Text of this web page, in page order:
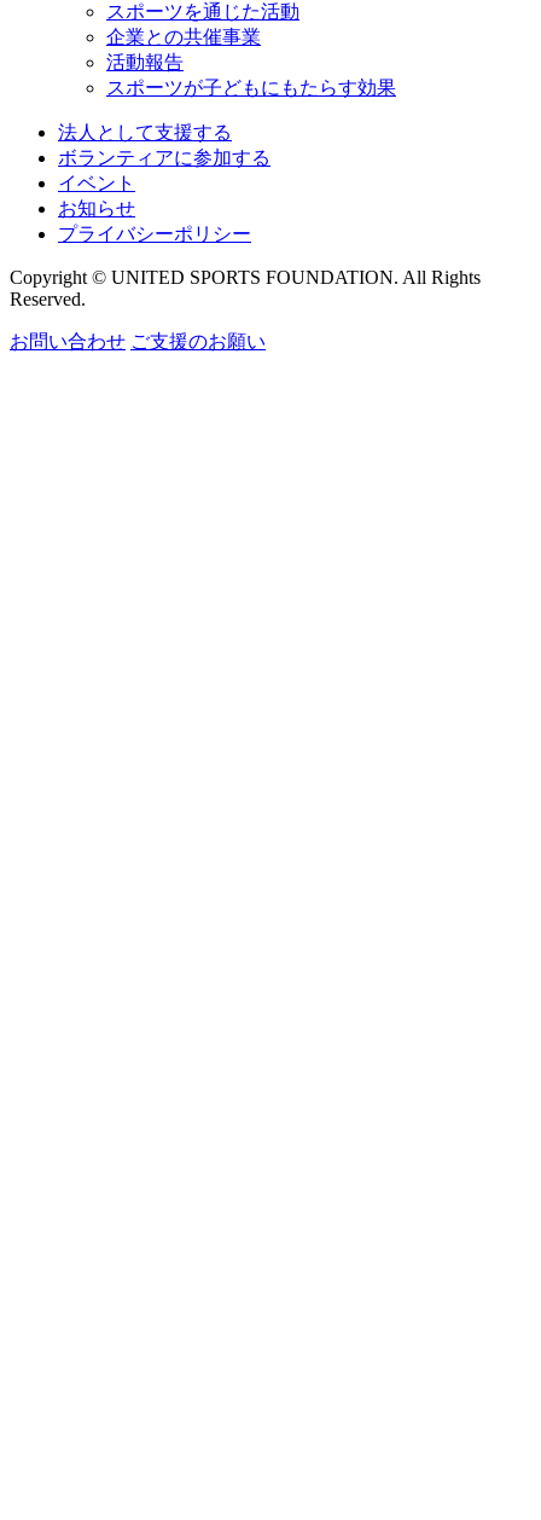
スポーツを通じた活動
企業との共催事業
活動報告
スポーツが子どもにもたらす効果
法人として支援する
ボランティアに参加する
イベント
お知らせ
プライバシーポリシー
Copyright © UNITED SPORTS FOUNDATION. All Rights
Reserved.
お問い合わせ ご支援のお願い